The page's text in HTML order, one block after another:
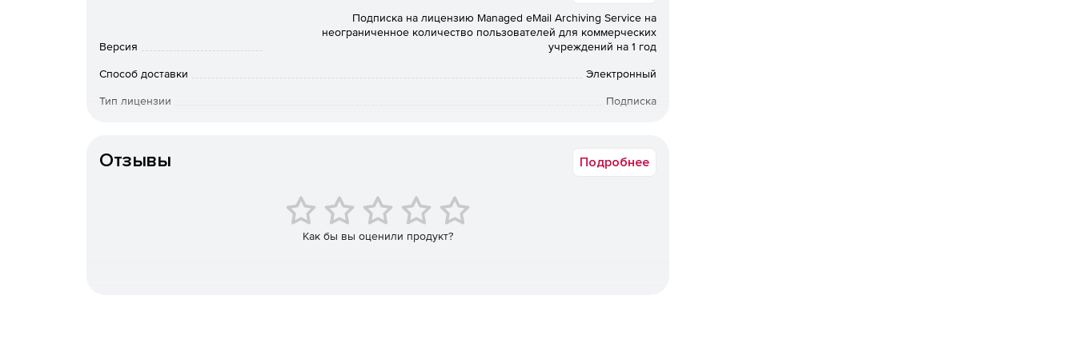
Версия
Подписка на лицензию Managed eMail Archiving Service на
неограниченное количество пользователей для коммерческих
учреждений на 1 год
Способ доставки Электронный
Тип лицензии Подписка
Тип организации Коммерческая
Отзывы Подробнее
Как бы вы оценили продукт?